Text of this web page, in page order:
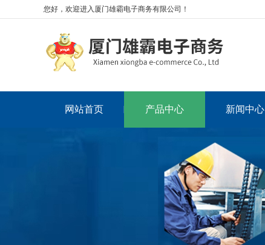
您好，欢迎进入厦门雄霸电子商务有限公司！
网站首页 产品中心 新闻中心